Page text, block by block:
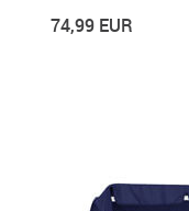
74,99 EUR